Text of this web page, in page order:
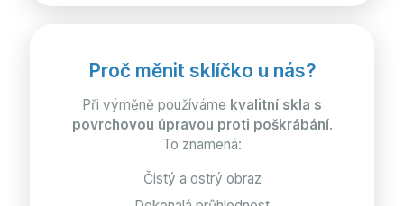
Proč měnit sklíčko u nás?
Při výměně používáme kvalitní skla s
povrchovou úpravou proti poškrábání.
To znamená:
Čistý a ostrý obraz